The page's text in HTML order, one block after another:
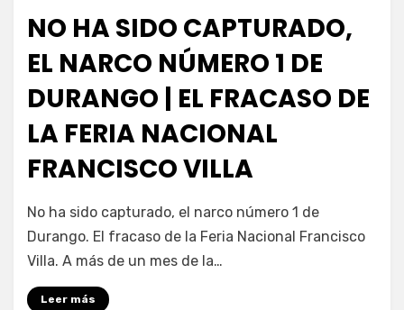
NO HA SIDO CAPTURADO,
EL NARCO NÚMERO 1 DE
DURANGO | EL FRACASO DE
LA FERIA NACIONAL
FRANCISCO VILLA
por Fernando Miranda Servín
No ha sido capturado, el narco número 1 de
Durango. El fracaso de la Feria Nacional Francisco
Villa. A más de un mes de la…
Leer más